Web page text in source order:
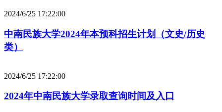
2024/6/25 17:22:00
中南民族大学2024年本预科招生计划（文史/历史
类）
2024/6/25 17:22:00
2024年中南民族大学录取查询时间及入口